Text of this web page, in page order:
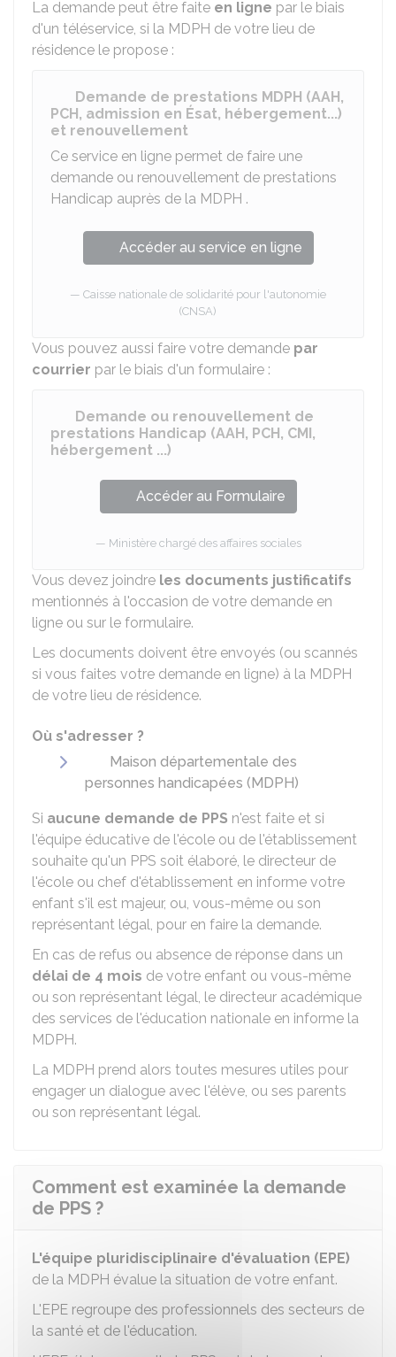
La demande peut être faite en ligne par le biais
d'un téléservice, si la MDPH de votre lieu de
résidence le propose :
Demande de prestations MDPH (AAH,
PCH, admission en Ésat, hébergement...)
et renouvellement
Ce service en ligne permet de faire une
demande ou renouvellement de prestations
Handicap auprès de la MDPH .
Accéder au service en ligne
Caisse nationale de solidarité pour l'autonomie
(CNSA)
Vous pouvez aussi faire votre demande par
courrier par le biais d'un formulaire :
Demande ou renouvellement de
prestations Handicap (AAH, PCH, CMI,
hébergement ...)
Accéder au Formulaire
Ministère chargé des affaires sociales
Vous devez joindre les documents justificatifs
mentionnés à l'occasion de votre demande en
ligne ou sur le formulaire.
Les documents doivent être envoyés (ou scannés
si vous faites votre demande en ligne) à la MDPH
de votre lieu de résidence.
Où s'adresser ?
Maison départementale des
personnes handicapées (MDPH)
Si aucune demande de PPS n'est faite et si
l'équipe éducative de l'école ou de l'établissement
souhaite qu'un PPS soit élaboré, le directeur de
l'école ou chef d'établissement en informe votre
enfant s'il est majeur, ou, vous-même ou son
représentant légal, pour en faire la demande.
En cas de refus ou absence de réponse dans un
délai de 4 mois de votre enfant ou vous-même
ou son représentant légal, le directeur académique
des services de l'éducation nationale en informe la
MDPH.
La MDPH prend alors toutes mesures utiles pour
engager un dialogue avec l'élève, ou ses parents
ou son représentant légal.
Comment est examinée la demande
de PPS ?
L'équipe pluridisciplinaire d'évaluation (EPE)
de la MDPH évalue la situation de votre enfant.
L'EPE regroupe des professionnels des secteurs de
la santé et de l'éducation.